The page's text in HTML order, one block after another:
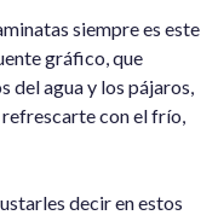
siempre es este
gráfico, que
del agua y los pájaros,
con el frío,
decir en estos